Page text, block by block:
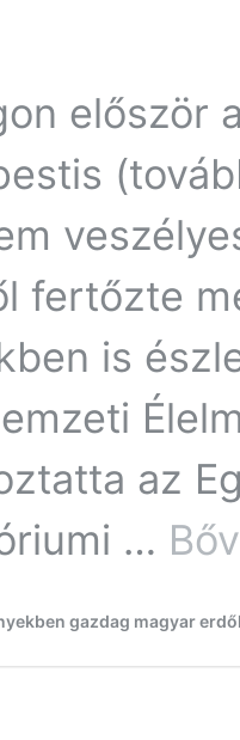
először
fertőzte
is
az
…
gazdag magyar